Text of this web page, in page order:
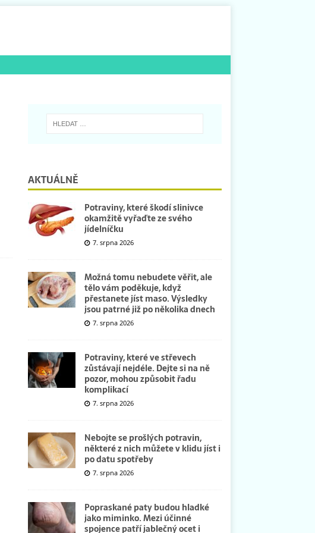
AKTUÁLNĚ
Potraviny, které škodí slinivce
okamžitě vyřaďte ze svého
jídelníčku
7. srpna 2026
Možná tomu nebudete věřit, ale
tělo vám poděkuje, když
přestanete jíst maso. Výsledky
jsou patrné již po několika dnech
7. srpna 2026
Potraviny, které ve střevech
zůstávají nejdéle. Dejte si na ně
pozor, mohou způsobit řadu
komplikací
7. srpna 2026
Nebojte se prošlých potravin,
některé z nich můžete v klidu jíst i
po datu spotřeby
7. srpna 2026
Popraskané paty budou hladké
jako miminko. Mezi účinné
spojence patří jablečný ocet i